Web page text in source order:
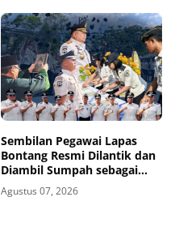
Sembilan Pegawai Lapas
Bontang Resmi Dilantik dan
Diambil Sumpah sebagai
Pegawai Negeri Sipil
Agustus 07, 2026